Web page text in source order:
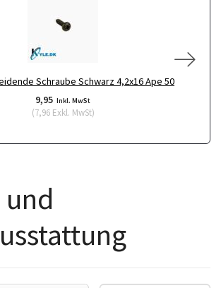
Schraube Schwarz 4,2x16 Ape 50
9,95 Inkl. MwSt
(7,96Exkl. MwSt)